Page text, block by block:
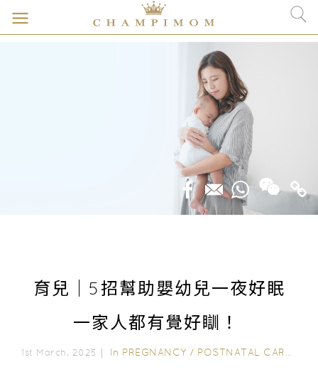
育兒｜5招幫助嬰幼兒一夜好眠
一家人都有覺好瞓！
1st March, 2025｜ In PREGNANCY / POSTNATAL CARE